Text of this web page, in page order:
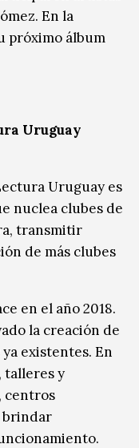
En la
próximo álbum
Uruguay
Uruguay es
nuclea clubes de
transmitir
de más clubes
en el año 2018.
la creación de
existentes. En
talleres y
centros
brindar